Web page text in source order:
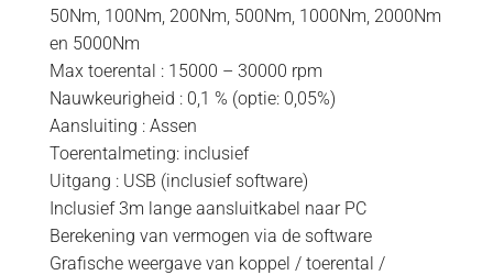
50Nm, 100Nm, 200Nm, 500Nm, 1000Nm, 2000Nm
en 5000Nm
Max toerental : 15000 – 30000 rpm
Nauwkeurigheid : 0,1 % (optie: 0,05%)
Aansluiting : Assen
Toerentalmeting: inclusief
Uitgang : USB (inclusief software)
Inclusief 3m lange aansluitkabel naar PC
Berekening van vermogen via de software
Grafische weergave van koppel / toerental /